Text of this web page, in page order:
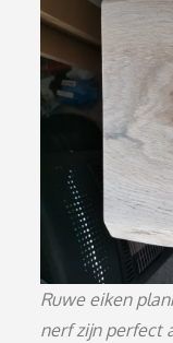
Ruwe eiken
nerf zijn perfect